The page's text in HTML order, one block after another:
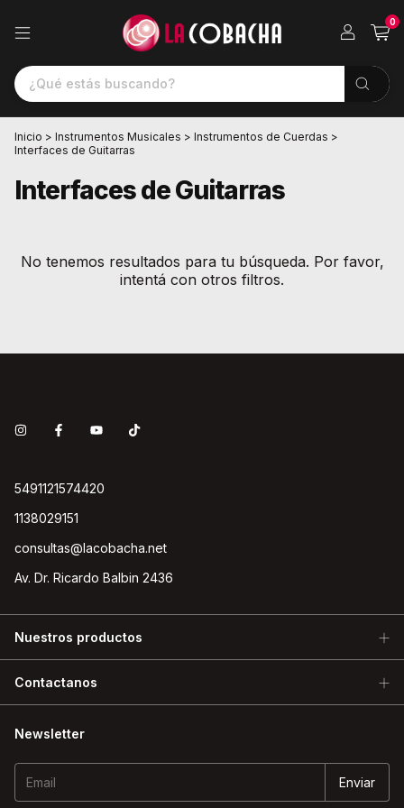
0
Inicio > Instrumentos Musicales > Instrumentos de Cuerdas >
Interfaces de Guitarras
Interfaces de Guitarras
No tenemos resultados para tu búsqueda. Por favor,
intentá con otros filtros.
5491121574420
1138029151
consultas@lacobacha.net
Av. Dr. Ricardo Balbin 2436
Nuestros productos
Contactanos
Newsletter